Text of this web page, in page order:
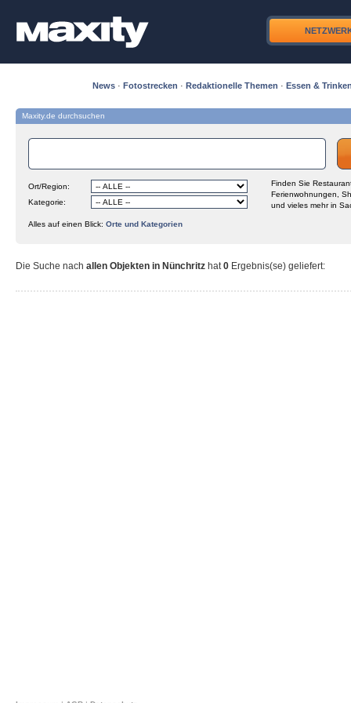
News · Fotostrecken · Redaktionelle Themen · Essen &
Maxity.de durchsuchen
Ort/Region:
Kategorie:
Finden Sie
Ferienwohnungen,
und vieles mehr in
Alles auf einen Blick: Orte und Kategorien
Die Suche nach allen Objekten in Nünchritz hat0 Ergebnis(se) geliefert: